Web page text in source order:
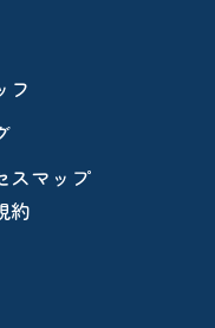
フ
スマップ
約